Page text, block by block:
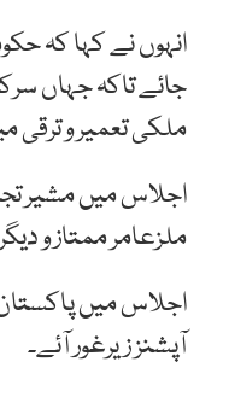
انہوں نے کہا کہ
جائے تاکہ جہاں
ملکی تعمیر و ترقی
اجلاس میں مشیر
ملزعامر ممتاز و
اجلاس میں
آپشنز زیرغور آئے۔